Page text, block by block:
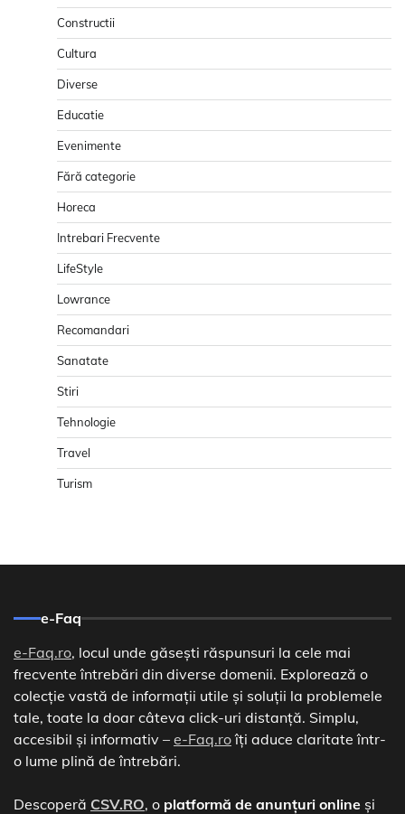
Constructii
Cultura
Diverse
Educatie
Evenimente
Fără categorie
Horeca
Intrebari Frecvente
LifeStyle
Lowrance
Recomandari
Sanatate
Stiri
Tehnologie
Travel
Turism
e-Faq
e-Faq.ro, locul unde găsești răspunsuri la cele mai
frecvente întrebări din diverse domenii. Explorează o
colecție vastă de informații utile și soluții la problemele
tale, toate la doar câteva click-uri distanță. Simplu,
accesibil și informativ – e-Faq.roîți aduce claritate într-
o lume plină de întrebări.
Descoperă CSV.RO, o platformă de anunțuri online și